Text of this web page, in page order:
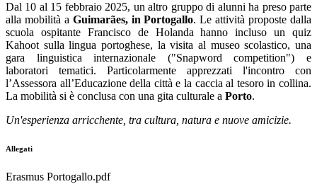
Dal 10 al 15 febbraio 2025, un altro gruppo di alunni ha preso parte
alla mobilità a Guimarães, in Portogallo. Le attività proposte dalla
scuola ospitante Francisco de Holanda hanno incluso un quiz
Kahoot sulla lingua portoghese, la visita al museo scolastico, una
gara linguistica internazionale ("Snapword competition") e
laboratori tematici. Particolarmente apprezzati l'incontro con
l’Assessora all’Educazione della città e la caccia al tesoro in collina.
La mobilità si è conclusa con una gita culturale a Porto.
Un'esperienza arricchente, tra cultura, natura e nuove amicizie.
Allegati
Erasmus Portogallo.pdf